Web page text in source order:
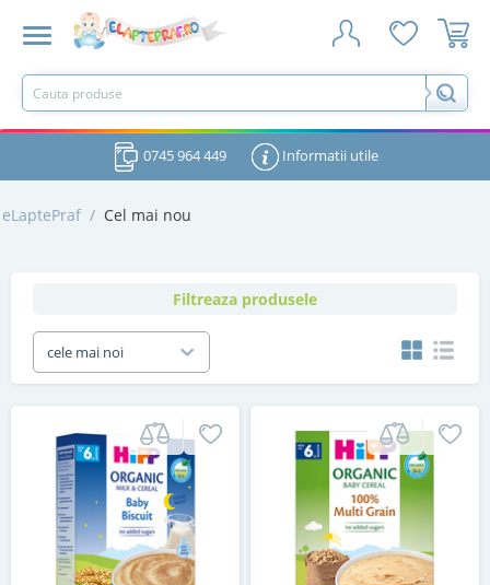
0745 964 449 Informatii utile
eLaptePraf / Cel mai nou
Filtreaza produsele
cele mai noi